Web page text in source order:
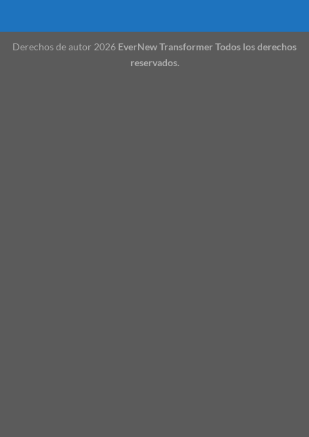
Derechos de autor 2026 EverNew Transformer Todos los derechos
reservados.